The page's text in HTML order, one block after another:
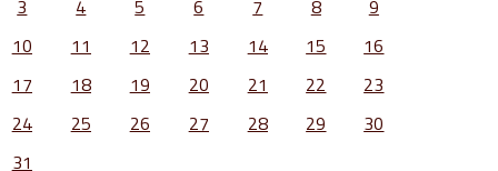
3
4 5 6 7 8
9
10
11 12 13 14 15
16
17
18 19 20 21 22
23
24
25 26 27 28 29
30
31